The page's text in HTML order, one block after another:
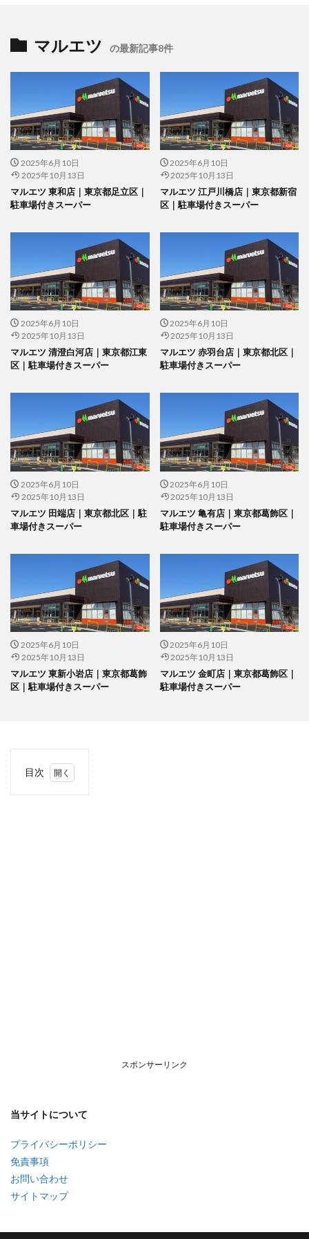
マルエツ の最新記事8件
2025年6月10日
2025年10月13日
マルエツ 東和店｜東京都足立区｜
駐車場付きスーパー
2025年6月10日
2025年10月13日
マルエツ 江戸川橋店｜東京都新宿
区｜駐車場付きスーパー
2025年6月10日
2025年10月13日
マルエツ 清澄白河店｜東京都江東
区｜駐車場付きスーパー
2025年6月10日
2025年10月13日
マルエツ 赤羽台店｜東京都北区｜
駐車場付きスーパー
2025年6月10日
2025年10月13日
マルエツ 田端店｜東京都北区｜駐
車場付きスーパー
2025年6月10日
2025年10月13日
マルエツ 亀有店｜東京都葛飾区｜
駐車場付きスーパー
2025年6月10日
2025年10月13日
マルエツ 東新小岩店｜東京都葛飾
区｜駐車場付きスーパー
2025年6月10日
2025年10月13日
マルエツ 金町店｜東京都葛飾区｜
駐車場付きスーパー
目次
スポンサーリンク
当サイトについて
プライバシーポリシー
免責事項
お問い合わせ
サイトマップ